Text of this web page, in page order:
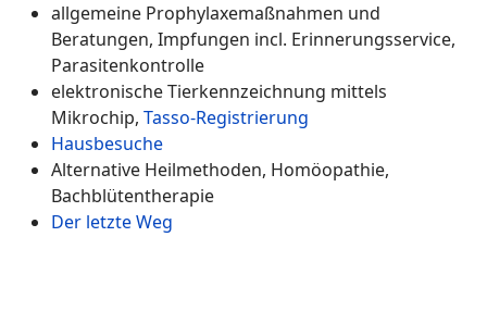
allgemeine Prophylaxemaßnahmen und
Beratungen, Impfungen incl. Erinnerungsservice,
Parasitenkontrolle
elektronische Tierkennzeichnung mittels
Mikrochip, Tasso-Registrierung
Hausbesuche
Alternative Heilmethoden, Homöopathie,
Bachblütentherapie
Der letzte Weg